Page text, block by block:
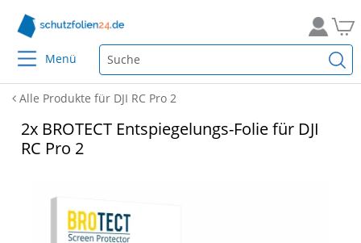
Menü
Alle Produkte für DJI RC Pro 2
2x BROTECT Entspiegelungs-Folie für DJI
RC Pro 2